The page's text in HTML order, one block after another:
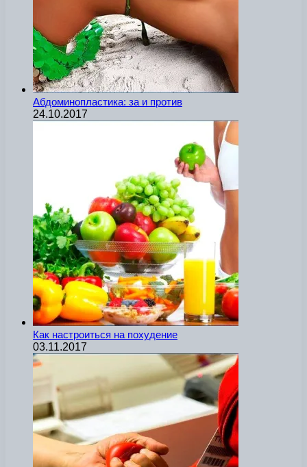
Абдоминопластика: за и против
24.10.2017
Как настроиться на похудение
03.11.2017